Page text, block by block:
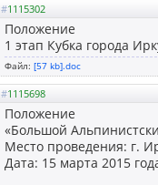
#1115302
Положение
1 этап Кубка города
Файл: [57 kb].doc
#1115698
Положение
«Большой
Место проведения: г.
Дата: 15 марта 2015